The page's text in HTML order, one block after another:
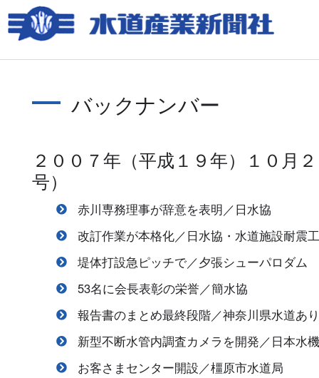
バックナンバー
２００７年（平成１９年）１０月
号）
赤川専務理事が辞意を表明／日水協
改訂作業が本格化／日水協・水道施設耐震
堤体打設急ピッチで／夕張シューパロダム
53名に会長表彰の栄誉／簡水協
報告書のまとめ最終段階／神奈川県水道あ
新型不断水管内調査カメラを開発／日本水
お客さまセンター開設／橿原市水道局